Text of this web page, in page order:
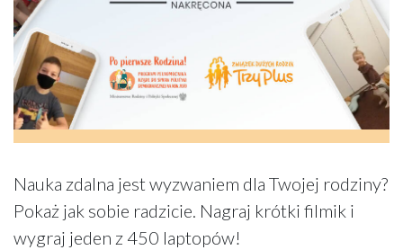
Nauka zdalna jest wyzwaniem dla Twojej rodziny?
Pokaż jak sobie radzicie. Nagraj krótki filmik i
wygraj jeden z 450 laptopów!